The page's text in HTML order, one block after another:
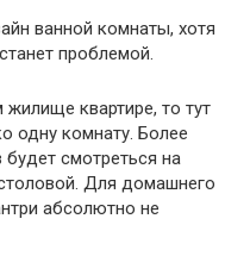
ванной комнаты, хотя
проблемой.
квартире, то тут
одну комнату. Более
смотреться на
Для домашнего
абсолютно не